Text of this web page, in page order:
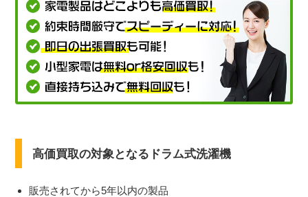
高価買取の対象となるドラム式洗濯機
販売されてから5年以内の製品